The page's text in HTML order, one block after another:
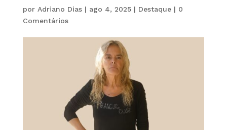
por Adriano Dias| ago 4, 2025| Destaque| 0
Comentários